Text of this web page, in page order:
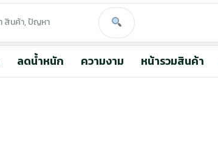
ลดน้ำหนัก ความงาม หน้ารวมสินค้า